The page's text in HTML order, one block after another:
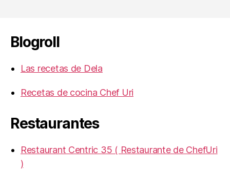
Blogroll
Las recetas de Dela
Recetas de cocina Chef Uri
Restaurantes
Restaurant Centric 35 ( Restaurante de ChefUri
)